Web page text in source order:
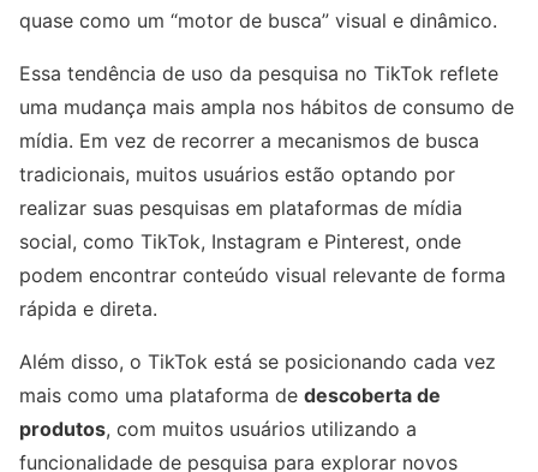
quase como um “motor de busca” visual e dinâmico.
Essa tendência de uso da pesquisa no TikTok reflete
uma mudança mais ampla nos hábitos de consumo de
mídia. Em vez de recorrer a mecanismos de busca
tradicionais, muitos usuários estão optando por
realizar suas pesquisas em plataformas de mídia
social, como TikTok, Instagram e Pinterest, onde
podem encontrar conteúdo visual relevante de forma
rápida e direta.
Além disso, o TikTok está se posicionando cada vez
mais como uma plataforma de descoberta de
produtos, com muitos usuários utilizando a
funcionalidade de pesquisa para explorar novos